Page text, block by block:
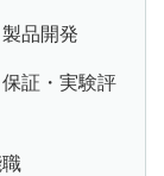
品開発
証・実験評